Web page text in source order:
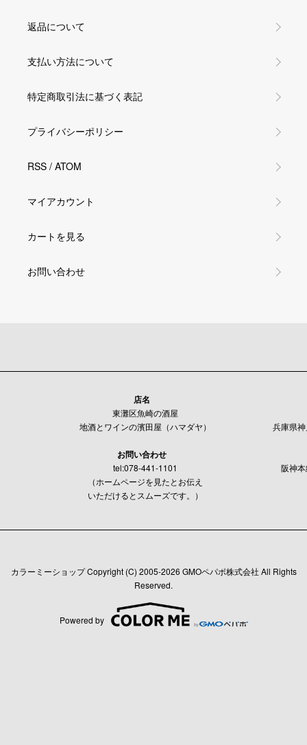
返品について
支払い方法について
特定商取引法に基づく表記
プライバシーポリシー
RSS / ATOM
マイアカウント
カートを見る
お問い合わせ
店名
東灘区魚崎の酒屋
地酒とワインの濱田屋（ハマダヤ）
お問い合わせ
tel:078-441-1101
（ホームページを見たとお伝え
いただけるとスムーズです。）
兵庫県
阪神
カラーミーショップCopyright (C) 2005-2026 GMOペパボ株式会社 All Rights
Reserved.
Powered by